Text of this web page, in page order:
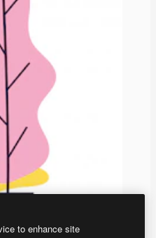
to enhance site